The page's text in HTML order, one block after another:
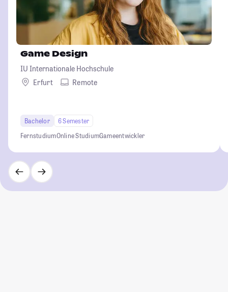
Game Design
IU Internationale Hochschule
Erfurt
Remote
Bachelor
6 Semester
FernstudiumOnline StudiumGameentwickler